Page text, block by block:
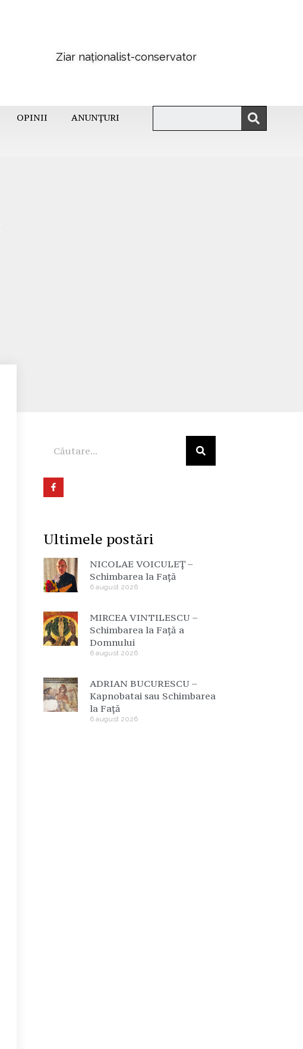
Ziar naționalist-conservator
OPINII ANUNȚURI
Ultimele postări
NICOLAE VOICULEȚ –
Schimbarea la Față
6 august 2026
MIRCEA VINTILESCU –
Schimbarea la Față a
Domnului
6 august 2026
ADRIAN BUCURESCU –
Kapnobatai sau Schimbarea
la Față
6 august 2026